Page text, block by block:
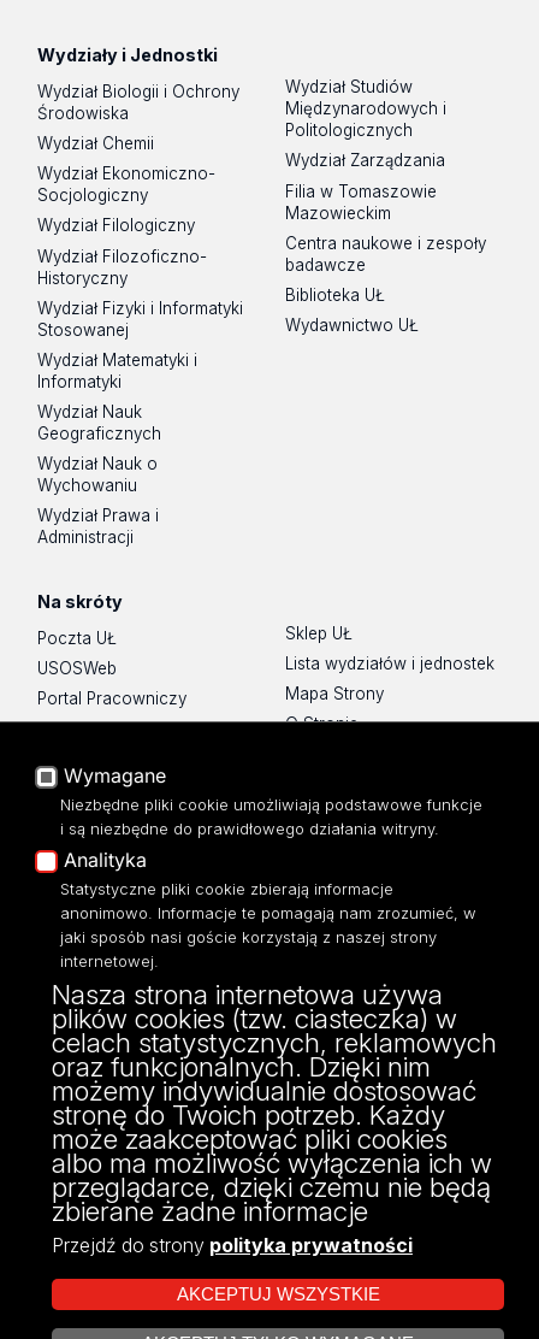
Wydziały i Jednostki
Wydział Biologii i Ochrony
Środowiska
Wydział Chemii
Wydział Ekonomiczno-
Socjologiczny
Wydział Filologiczny
Wydział Filozoficzno-
Historyczny
Wydział Fizyki i Informatyki
Stosowanej
Wydział Matematyki i
Informatyki
Wydział Nauk
Geograficznych
Wydział Nauk o
Wychowaniu
Wydział Prawa i
Administracji
Wydział Studiów
Międzynarodowych i
Politologicznych
Wydział Zarządzania
Filia w Tomaszowie
Mazowieckim
Centra naukowe i zespoły
badawcze
Biblioteka UŁ
Wydawnictwo UŁ
Na skróty
Poczta UŁ
USOSWeb
Portal Pracowniczy
Baza Aktów Własnych
Moodle
Eksperci UŁ
Polityka Prywatności
Dostępność
Sklep UŁ
Lista wydziałów i jednostek
Mapa Strony
O Stronie
ul. Narutowicza 68, 90-136 Łódź
NIP: 724 000 32 43
Adres do doręczeń elektronicznych (ADE):
AE:PL-74796-17640-IHHIV-17
KONTAKT
Wymagane
Niezbędne pliki cookie umożliwiają podstawowe funkcje
i są niezbędne do prawidłowego działania witryny.
Analityka
Statystyczne pliki cookie zbierają informacje
anonimowo. Informacje te pomagają nam zrozumieć, w
jaki sposób nasi goście korzystają z naszej strony
internetowej.
Nasza strona internetowa używa
plików cookies (tzw. ciasteczka) w
celach statystycznych, reklamowych
oraz funkcjonalnych. Dzięki nim
możemy indywidualnie dostosować
stronę do Twoich potrzeb. Każdy
może zaakceptować pliki cookies
albo ma możliwość wyłączenia ich w
przeglądarce, dzięki czemu nie będą
zbierane żadne informacje
Przejdź do strony polityka prywatności
AKCEPTUJ WSZYSTKIE